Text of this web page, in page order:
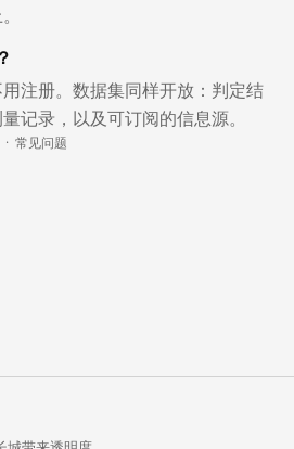
注册。数据集同样开放：判定结
记录，以及可订阅的信息源。
· 常见问题